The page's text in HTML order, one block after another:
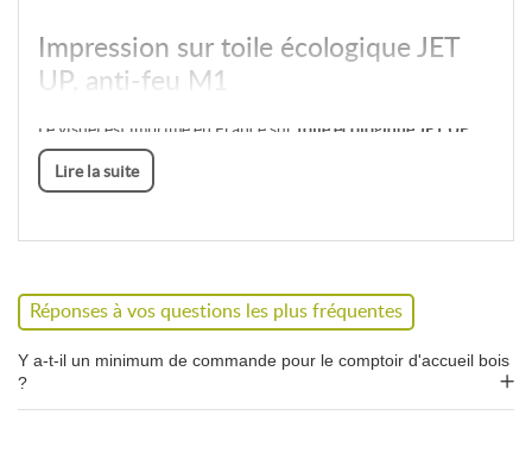
Impression sur toile écologique JET
UP, anti-feu M1
Le visuel est imprimé en France sur toile écologique JET UP
certifiéeanti-feu M1
couleurs vives et une bonne tenue dans le temps. Le visuel est
Entretien simple, structure durable
Le bois multiplis PEFC est robuste et recyclable. L'entretien se
Lire la suite
Réponses à vos questions les plus fréquentes
Y a-t-il un minimum de commande pour le comptoir d'accueil bois
?